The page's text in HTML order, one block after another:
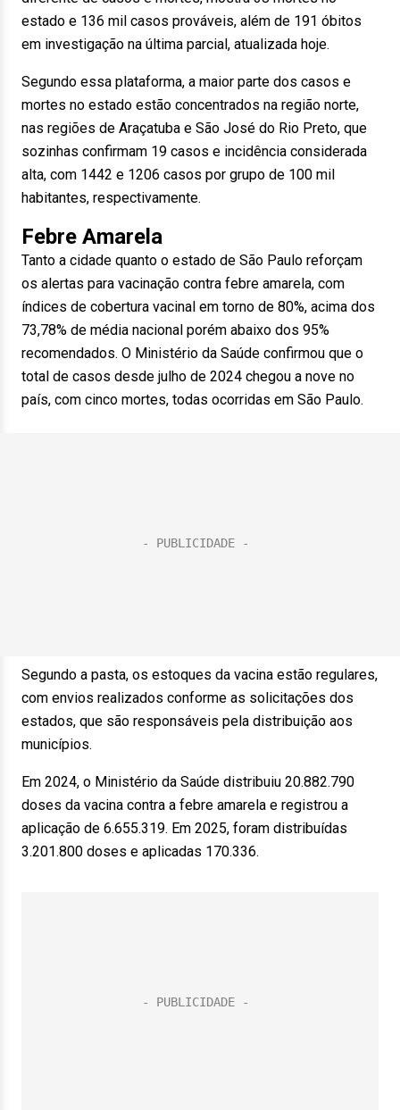
estado e 136 mil casos prováveis, além de 191 óbitos
em investigação na última parcial, atualizada hoje.
Segundo essa plataforma, a maior parte dos casos e
mortes no estado estão concentrados na região norte,
nas regiões de Araçatuba e São José do Rio Preto, que
sozinhas confirmam 19 casos e incidência considerada
alta, com 1442 e 1206 casos por grupo de 100 mil
habitantes, respectivamente.
Febre Amarela
Tanto a cidade quanto o estado de São Paulo reforçam
os alertas para vacinação contra febre amarela, com
índices de cobertura vacinal em torno de 80%, acima dos
73,78% de média nacional porém abaixo dos 95%
recomendados. O Ministério da Saúde confirmou que o
total de casos desde julho de 2024 chegou a nove no
país, com cinco mortes, todas ocorridas em São Paulo.
Segundo a pasta, os estoques da vacina estão regulares,
com envios realizados conforme as solicitações dos
estados, que são responsáveis pela distribuição aos
municípios.
Em 2024, o Ministério da Saúde distribuiu 20.882.790
doses da vacina contra a febre amarela e registrou a
aplicação de 6.655.319. Em 2025, foram distribuídas
3.201.800 doses e aplicadas 170.336.